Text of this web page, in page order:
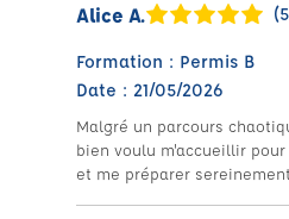
Alice A.
Formation : Permis B
Date : 21/05/2026
Malgré un parcours
bien voulu m'accueillir
et me préparer